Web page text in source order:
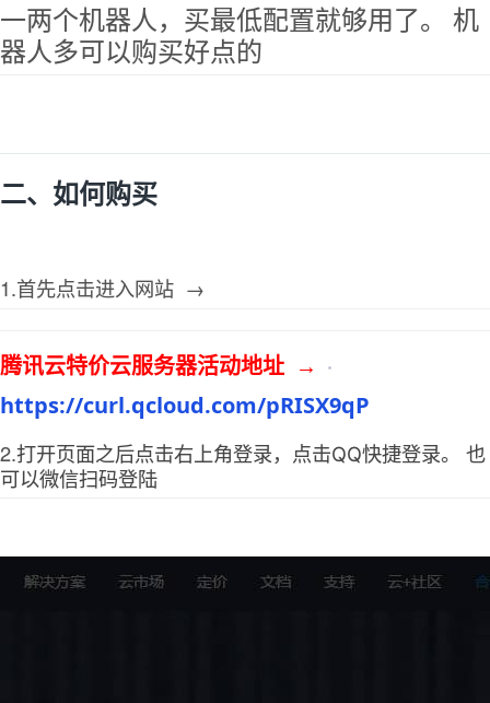
一两个机器人，买最低配置就够用了。 机
器人多可以购买好点的
二、如何购买
1.首先点击进入网站 →
腾讯云特价云服务器活动地址 →
https://curl.qcloud.com/pRISX9qP
2.打开页面之后点击右上角登录，点击QQ快捷登录。 也
可以微信扫码登陆